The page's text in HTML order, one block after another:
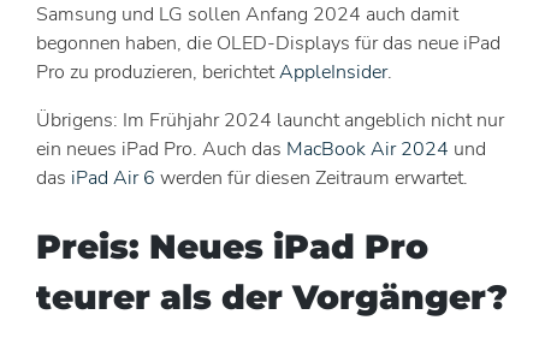
Samsung und LG sollen Anfang 2024 auch damit
begonnen haben, die OLED-Displays für das neue iPad
Pro zu produzieren, berichtetAppleInsider.
Übrigens: Im Frühjahr 2024 launcht angeblich nicht nur
ein neues iPad Pro. Auch das MacBook Air 2024 und
das iPad Air 6 werden für diesen Zeitraum erwartet.
Preis: Neues iPad Pro
teurer als der Vorgänger?